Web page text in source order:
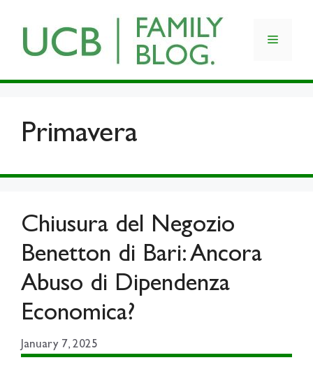
content
Menu
Primavera
Chiusura del Negozio
Benetton di Bari: Ancora
Abuso di Dipendenza
Economica?
January 7, 2025